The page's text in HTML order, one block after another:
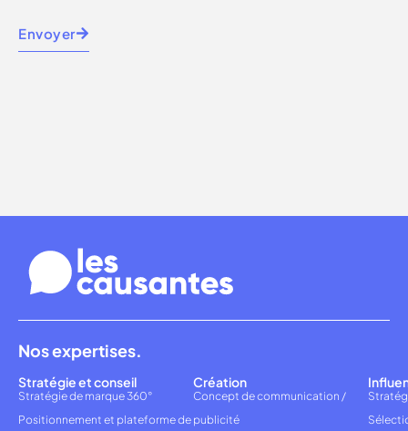
Envoyer
Nos expertises.
Stratégie et conseil
Stratégie de marque 360°
Positionnement et plateforme de
Création
Concept de communication /
publicité